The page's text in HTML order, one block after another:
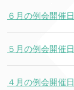
６月の例会開催日
５月の例会開催日
４月の例会開催日